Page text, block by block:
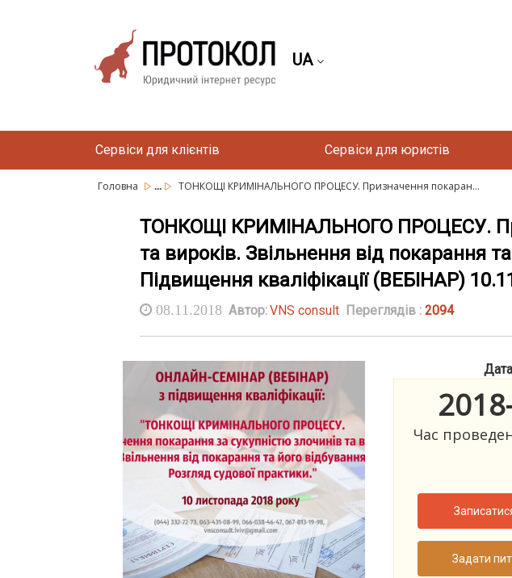
UA
Сервіси для клієнтів Сервіси для юристів
Головна ... ТОНКОЩІ КРИМІНАЛЬНОГО ПРОЦЕСУ. Призначення покаран...
ТОНКОЩІ КРИМІНАЛЬНОГО ПРОЦЕСУ.
та вироків. Звільнення від покарання
Підвищення кваліфікації (ВЕБІНАР)
08.11.2018 Автор:VNS consult Переглядів : 2094
Час
Задати